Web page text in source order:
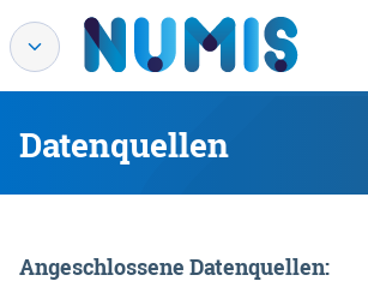
Datenquellen
Angeschlossene Datenquellen: